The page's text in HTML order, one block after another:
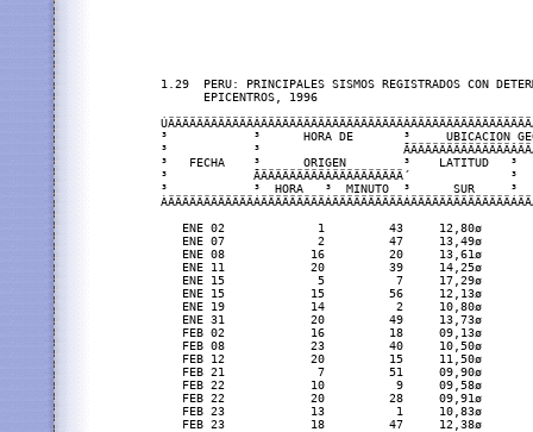
1.29  PERU: PRINCIPALES SISMOS REGISTRADOS CON
      EPICENTROS, 1996
³            ³      HORA DE       ³     UBICACION
³            ³
³   FECHA    ³      ORIGEN        ³    LATITUD   ³
³
³            ³  HORA   ³  MINUTO  ³      SUR
ENE 02             1         43     12,80ø
ENE 07             2         47     13,49ø
ENE 08            16         20     13,61ø
ENE 11            20         39     14,25ø
ENE 15             5          7     17,29ø
ENE 15            15         56     12,13ø
ENE 19            14          2     10,80ø
ENE 31            20         49     13,73ø
FEB 02            16         18     09,13ø
FEB 08            23         40     10,50ø
FEB 12            20         15     11,50ø
FEB 21             7         51     09,90ø
FEB 22            10          9     09,58ø
FEB 22            20         28     09,91ø
FEB 23            13          1     10,83ø
FEB 23            18         47     12,38ø